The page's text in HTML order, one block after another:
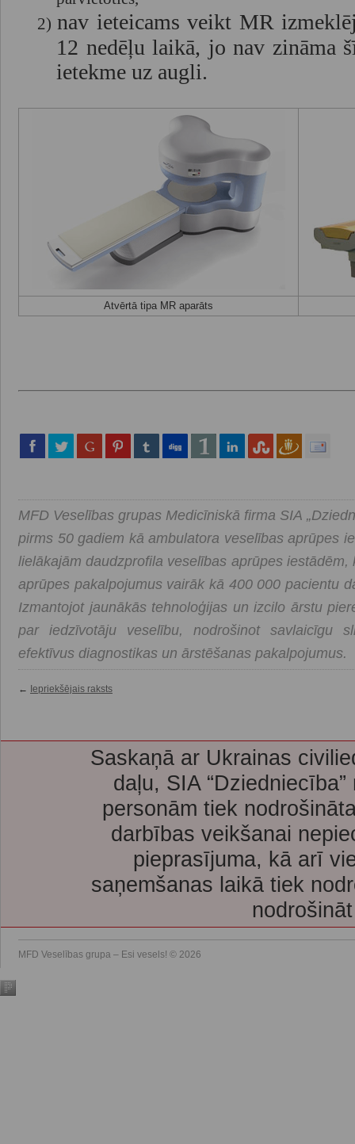
2)nav ieteicams veikt MR
12 nedēļu laikā, jo nav zināma
ietekme uz augli.
Atvērtā tipa MR aparāts
MFD Veselības grupas Medicīniskā firma SIA
pirms 50 gadiem kā ambulatora veselības aprūpes
lielākajām daudzprofila veselības aprūpes
aprūpes pakalpojumus vairāk kā 400 000 pacientu
Izmantojot jaunākās tehnoloģijas un izcilo ārstu
par iedzīvotāju veselību, nodrošinot savlaicīgu
efektīvus diagnostikas un ārstēšanas pakalpojumus.
← Iepriekšējais raksts
Saskaņā ar Ukrainas
daļu, SIA
personām tiek
darbības veikšanai
pieprasījuma, kā arī
saņemšanas laikā tiek
MFD Veselības grupa – Esi vesels! © 2026